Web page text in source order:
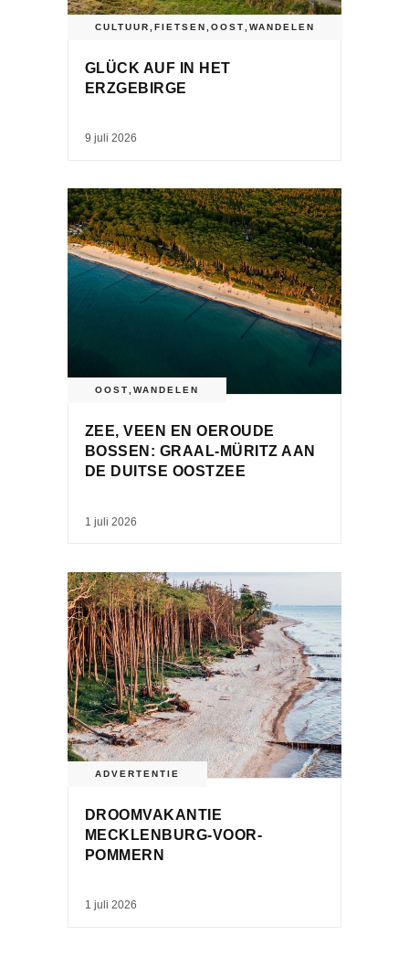
CULTUUR FIETSEN OOST WANDELEN
GLÜCK AUF IN HET
ERZGEBIRGE
9 juli 2026
OOST,WANDELEN
ZEE, VEEN EN OEROUDE
BOSSEN: GRAAL-MÜRITZ AAN
DE DUITSE OOSTZEE
1 juli 2026
ADVERTENTIE
DROOMVAKANTIE
MECKLENBURG-VOOR-
POMMERN
1 juli 2026